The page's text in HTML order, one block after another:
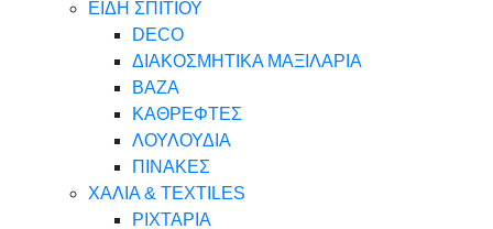
ΕΙΔΗ ΣΠΙΤΙΟΥ
DECO
ΔΙΑΚΟΣΜΗΤΙΚΑ ΜΑΞΙΛΑΡΙΑ
ΒΑΖΑ
ΚΑΘΡΕΦΤΕΣ
ΛΟΥΛΟΥΔΙΑ
ΠΙΝΑΚΕΣ
ΧΑΛΙΑ & TEXTILES
ΡΙΧΤΑΡΙΑ